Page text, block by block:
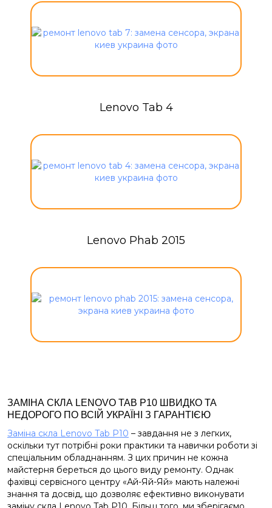
Lenovo Tab 4
Lenovo Phab 2015
ЗАМІНА СКЛА LENOVO TAB P10 ШВИДКО ТА
НЕДОРОГО ПО ВСІЙ УКРАЇНІ З ГАРАНТІЄЮ
Заміна скла Lenovo Tab P10 – завдання не з легких,
оскільки тут потрібні роки практики та навички роботи зі
спеціальним обладнанням. З цих причин не кожна
майстерня береться до цього виду ремонту. Однак
фахівці сервісного центру «Ай-Яй-Яй» мають належні
знання та досвід, що дозволяє ефективно виконувати